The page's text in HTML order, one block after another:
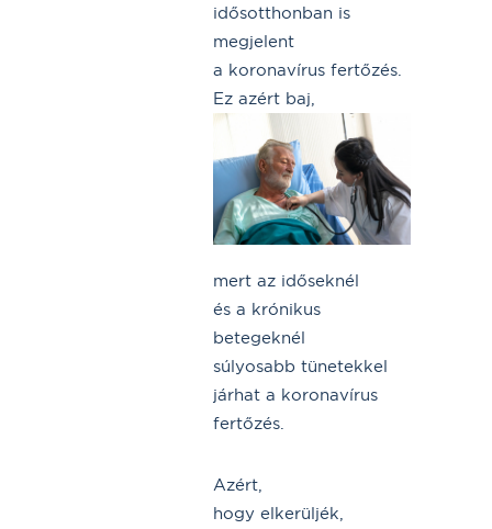
idősotthonban is
megjelent
a koronavírus fertőzés.
Ez azért baj,
mert az időseknél
és a krónikus
betegeknél
súlyosabb tünetekkel
járhat a koronavírus
fertőzés.
Azért,
hogy elkerüljék,